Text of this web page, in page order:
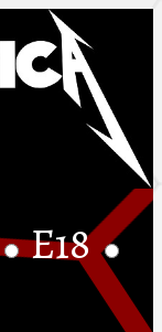
E18